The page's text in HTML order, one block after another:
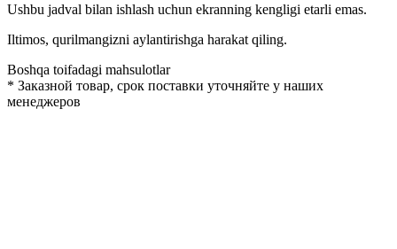
Ushbu jadval bilan ishlash uchun ekranning kengligi etarli emas.
Iltimos, qurilmangizni aylantirishga harakat qiling.
Boshqa toifadagi mahsulotlar
* Заказной товар, срок поставки уточняйте у наших
менеджеров